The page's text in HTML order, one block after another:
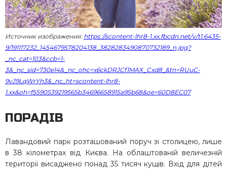
Источник изображения: https://scontent-lhr8-1.xx.fbcdn.net/v/t1.6435-
9/191117232_1454679578204138_3828283490870732189_n.jpg?
_nc_cat=103&ccb=1-
3&_nc_sid=730e14&_nc_ohc=x6ckDRJCf1MAX_Cxd8_&tn=RUuC-
9vJ9LqWrYh3&_nc_ht=scontent-lhr8-
1.xx&oh=f5590539219565b34696658915a95b68&oe=60D8EC07
ПОРАДІВ
Лавандовий парк розташований поруч зі столицею, лише
в 38 кілометрах від Києва. На облаштованій величезній
території висаджено понад 35 тисяч кущів. Вхід для дітей